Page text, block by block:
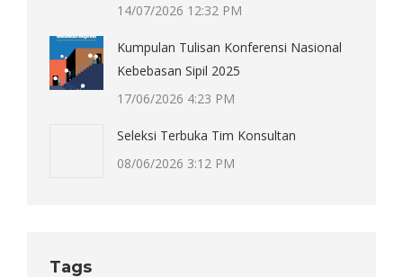
14/07/2026 12:32 PM
Kumpulan Tulisan Konferensi Nasional
Kebebasan Sipil 2025
17/06/2026 4:23 PM
Seleksi Terbuka Tim Konsultan
08/06/2026 3:12 PM
Tags